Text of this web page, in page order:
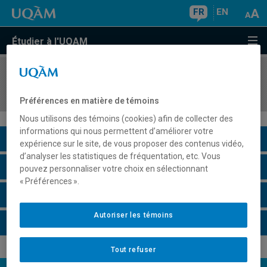
FR EN
Étudier à l'UQAM
COURS//
Description du cours
Horaire - Été 2026
Préférences en matière de témoins
Nous utilisons des témoins (cookies) afin de collecter des
informations qui nous permettent d’améliorer votre
expérience sur le site, de vous proposer des contenus vidéo,
d’analyser les statistiques de fréquentation, etc. Vous
pouvez personnaliser votre choix en sélectionnant
« Préférences ».
Tout refuser
Autoriser les témoins